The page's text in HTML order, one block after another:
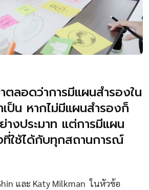
ตลอดว่าการมีแผนสำรองใน
เป็น หากไม่มีแผนสำรองก็
างประมาท แต่การมีแผน
ที่ใช้ได้กับทุกสถานการณ์
และ Katy Milkman ในหัวข้อ